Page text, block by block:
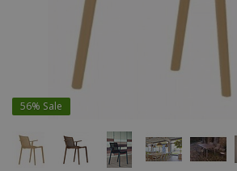
56% Sale